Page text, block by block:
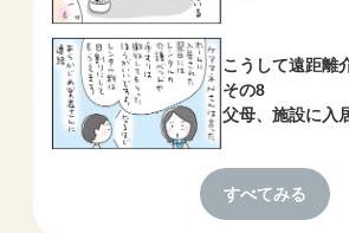
こうして遠距離
その8
父母、施設に入
すべてみる